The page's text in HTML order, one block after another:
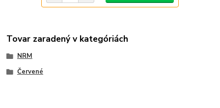
Tovar zaradený v kategóriách
NRM
Červené